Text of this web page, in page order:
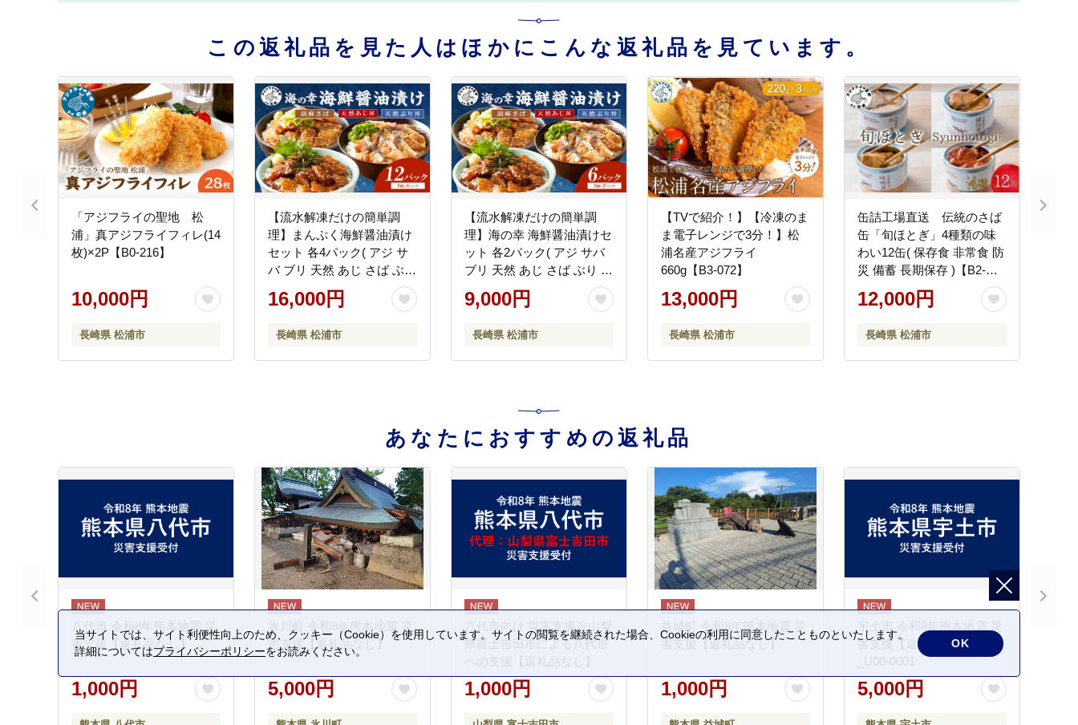
この返礼品を見た人はほかにこんな返礼品を見ています。
「アジフライの聖地 松
浦」真アジフライフィレ(14
枚)×2P【B0-216】
10,000円
長崎県 松浦市
【流水解凍だけの簡単調
理】まんぷく海鮮醤油漬け
セット 各4パック( アジ サ
バ ブリ 天然 あじ さば ぶり
海鮮丼 流水解凍 お手軽 時
短 簡単 人気 冷凍 おいしい
国産 ギフト 長崎県 松浦市 )
【B6-046】
16,000円
長崎県 松浦市
【流水解凍だけの簡単調
理】海の幸 海鮮醤油漬けセ
ット 各2パック( アジ サバ
ブリ 天然 あじ さば ぶり 海
鮮丼 流水解凍 お手軽 時短
簡単 人気 冷凍 おいしい 刺
産 ギフト 長崎県 松浦市 )
【A9-055】
9,000円
長崎県 松浦市
【TVで紹介！】【冷凍のま
ま電子レンジで3分！】松
浦名産アジフライ
660g【B3-072】
13,000円
長崎県 松浦市
缶詰工場直送 伝統のさば
缶「旬ほとぎ」4種類の味
わい12缶( 保存食 非常食 防
災 備蓄 長期保存 )【B2-
12,000円
長崎県 松浦市
あなたにおすすめの返礼品
八代市 令和8年熊本地震 災
害支援【返礼品なし】
1,000円
氷川町 令和8年熊本地震 災
害支援【返礼品なし】
5,000円
八代市向け 災害支援※山梨
県富士吉田市による八代市
への支援【返礼品なし】
1,000円
益城町 令和8年熊本地震 災
害支援【返礼品なし】
1,000円
宇土市 令和8年熊本地震 災
害支援【返礼品なし】
_U00-0001
5,000円
当サイトでは、サイト利便性向上のため、クッキー（Cookie）を使用しています。サイトの閲覧を継続された場合、Cookieの利用に同意したことものといたします。
詳細についてはプライバシーポリシーをお読みください。
OK